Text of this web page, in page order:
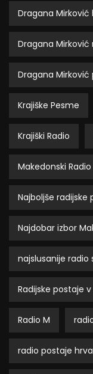
Dragana Mirković
Dragana
Dragana Mirković
Krajiške Pesme
Krajiški Radio
Makedonski
Najboljše radijske
Najdobar izbor
najslusanije radio
Radijske postaje v
Radio M
radio postaje